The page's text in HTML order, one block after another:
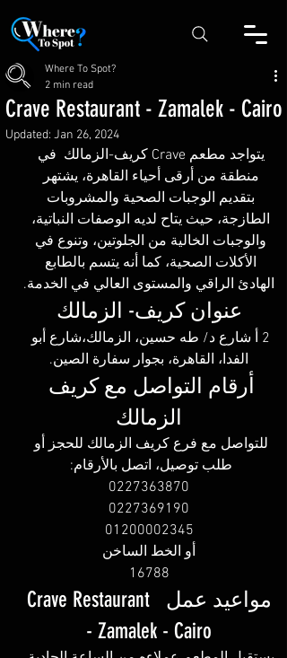
Crave Restaurant - Zamalek - Cairo
Where To Spot?
2 min read
Updated: Jan 26, 2024
يتواجد مطعم Crave كريف-الزمالك  في
منطقة من أرقى أحياء القاهرة، يشتهر
بتقديم الوجبات الصحية والمشروبات
الطازجة، حيث يتاح لديه الوصفات النباتية،
والوجبات الخالية من الجلوتين، وتنوع في
الأكلات الصحية، كما أنه يتسم بالطابع
الهادئ الراقي والمستوى العالي في الخدمة.
عنوان كريف- الزمالك
2 أ شارع د/ طه حسين، الزمالك،شارع أبو
الفدا، القاهرة، بجوار سفارة الصين.
أرقام التواصل مع كريف
الزمالك
للتواصل مع فرع كريف الزمالك للحجز أو
طلب توصيل، اتصل بالأرقام:
0227363870
0227369190
01200002345
أو الخط الساخن
16788
مواعيد عمل  Crave Restaurant
- Zamalek - Cairo